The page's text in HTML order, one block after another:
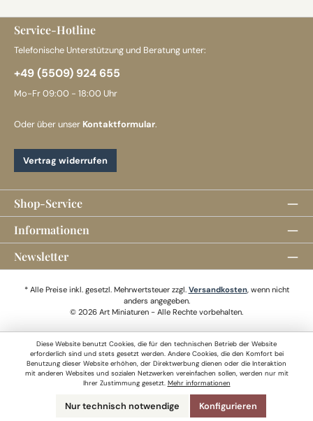
Service-Hotline
Telefonische Unterstützung und Beratung unter:
+49 (5509) 924 655
Mo-Fr 09:00 - 18:00 Uhr
Oder über unser Kontaktformular.
Vertrag widerrufen
Shop-Service
Informationen
Newsletter
* Alle Preise inkl. gesetzl. Mehrwertsteuer zzgl. Versandkosten, wenn nicht
anders angegeben.
© 2026 Art Miniaturen - Alle Rechte vorbehalten.
Diese Website benutzt Cookies, die für den technischen Betrieb der Website
erforderlich sind und stets gesetzt werden. Andere Cookies, die den Komfort bei
Benutzung dieser Website erhöhen, der Direktwerbung dienen oder die Interaktion
mit anderen Websites und sozialen Netzwerken vereinfachen sollen, werden nur mit
Ihrer Zustimmung gesetzt. Mehr informationen
Nur technisch notwendige Konfigurieren